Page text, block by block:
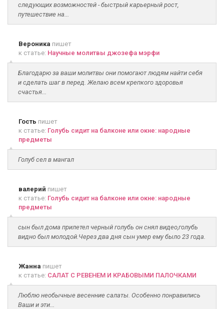
следующих возможностей - быстрый карьерный рост,
путешествие на...
Вероника пишет
к статье: Научные молитвы джозефа мэрфи
Благодарю за ваши молитвы они помогают людям найти себя
и сделать шаг в перед. Желаю всем крепкого здоровья
счастья...
Гость пишет
к статье: Голубь сидит на балконе или окне: народные
предметы
Голуб сел в мангал
валерий пишет
к статье: Голубь сидит на балконе или окне: народные
предметы
сын был дома прилетел черный голубь он снял видео,голубь
видно был молодой.Через два дня сын умер ему было 23 года.
Жанна пишет
к статье: САЛАТ С РЕВЕНЕМ И КРАБОВЫМИ ПАЛОЧКАМИ
Люблю необычные весенние салаты. Особенно понравились
Ваши и эти...